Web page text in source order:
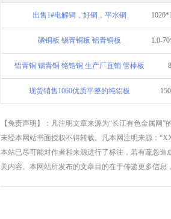
出售1#电解铜，好铜，平水铜
磷铜板 锡青铜板 铝青铜板 1.0-
铝青铜 锡青铜 铬锆铜 生产厂直销 管棒板
现货销售1060优质平整的纯铝板
【免责声明】：凡注明文章来源为“长江有色金属网
未经本网站书面授权不得转载。凡本网注明来源：
本站已尽可能对作者和来源进行了标注，若有疏忽
关内容。本网站所发布的文章目的在于传递更多信息